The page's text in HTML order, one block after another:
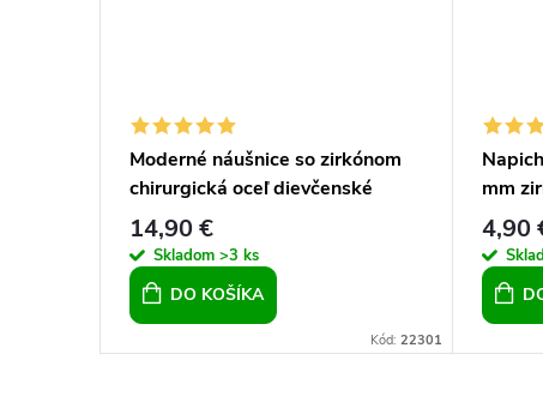
Moderné náušnice so zirkónom
chirurgická oceľ dievčenské
náušnice dámske náušnice
14,90 €
Skladom >3 ks
DO KOŠÍKA
Kód: 22301
mm
4,90